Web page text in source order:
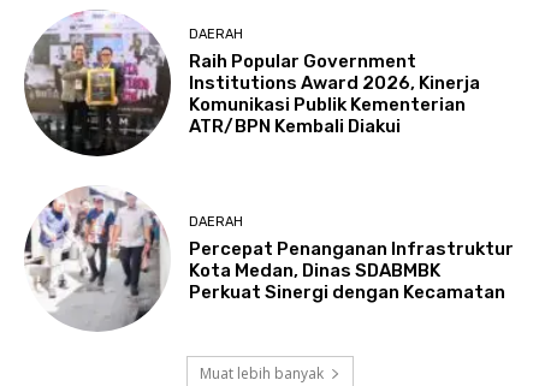
DAERAH
Raih Popular Government
Institutions Award 2026, Kinerja
Komunikasi Publik Kementerian
ATR/BPN Kembali Diakui
DAERAH
Percepat Penanganan Infrastruktur
Kota Medan, Dinas SDABMBK
Perkuat Sinergi dengan Kecamatan
Muat lebih banyak